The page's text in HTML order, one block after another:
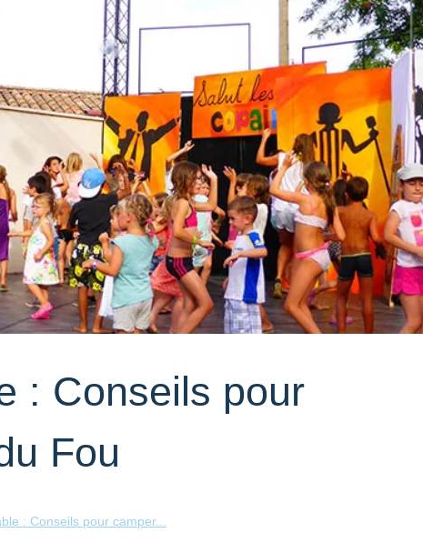
: Conseils pour
Fou
: Conseils pour camper...